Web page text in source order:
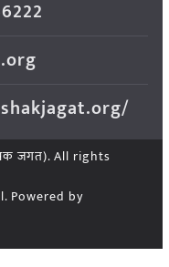
जगत). All rights
Powered by